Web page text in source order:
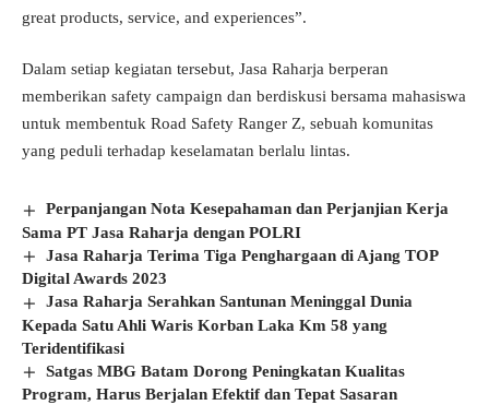
great products, service, and experiences”.
Dalam setiap kegiatan tersebut, Jasa Raharja berperan
memberikan safety campaign dan berdiskusi bersama mahasiswa
untuk membentuk Road Safety Ranger Z, sebuah komunitas
yang peduli terhadap keselamatan berlalu lintas.
Perpanjangan Nota Kesepahaman dan Perjanjian Kerja
Sama PT Jasa Raharja dengan POLRI
Jasa Raharja Terima Tiga Penghargaan di Ajang TOP
Digital Awards 2023
Jasa Raharja Serahkan Santunan Meninggal Dunia
Kepada Satu Ahli Waris Korban Laka Km 58 yang
Teridentifikasi
Satgas MBG Batam Dorong Peningkatan Kualitas
Program, Harus Berjalan Efektif dan Tepat Sasaran